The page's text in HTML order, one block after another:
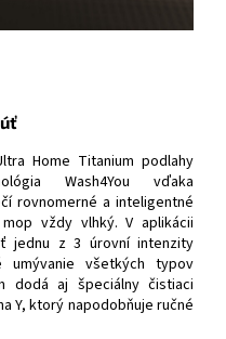
Home Titanium podlahy
Wash4You vďaka
rovnomerné a inteligentné
vždy vlhký. V aplikácii
jednu z 3 úrovní intenzity
umývanie všetkých typov
dodá aj špeciálny čistiaci
Y, ktorý napodobňuje ručné